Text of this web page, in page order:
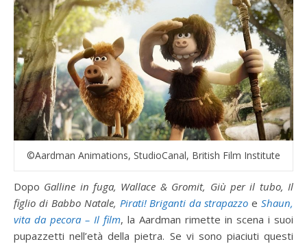
©Aardman Animations, StudioCanal, British Film Institute
Dopo Galline in fuga, Wallace & Gromit, Giù per il tubo, Il
figlio di Babbo Natale, Pirati! Briganti da strapazzo eShaun,
vita da pecora – Il film, la Aardman rimette in scena i suoi
pupazzetti nell’età della pietra. Se vi sono piaciuti questi